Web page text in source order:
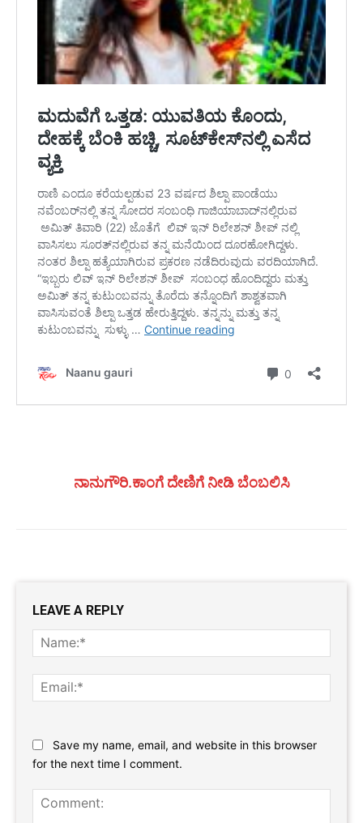
ನಾನುಗೌರಿ.ಕಾಂಗೆ ದೇಣಿಗೆ ನೀಡಿ ಬೆಂಬಲಿಸಿ
LEAVE A REPLY
Save my name, email, and website in this browser
for the next time I comment.